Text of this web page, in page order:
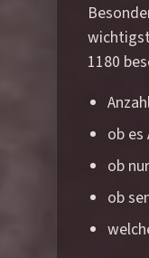
1180
ob
ob
ob